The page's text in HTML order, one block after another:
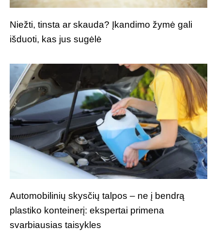
Niežti, tinsta ar skauda? Įkandimo žymė gali
išduoti, kas jus sugėlė
Automobilinių skysčių talpos – ne į bendrą
plastiko konteinerį: ekspertai primena
svarbiausias taisykles